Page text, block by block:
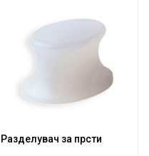
Разделувач за прсти